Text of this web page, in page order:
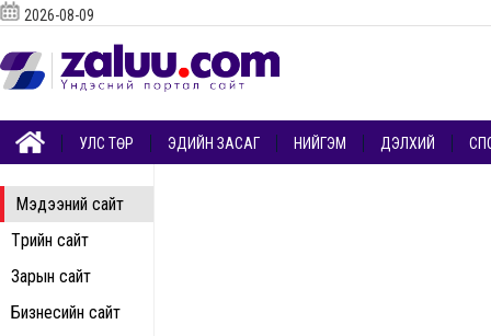
Мэдээний сайт
Төрийн сайт
Зарын сайт
Бизнесийн сайт
2026-08-09
УЛС ТӨР ЭДИЙН ЗАСАГ НИЙГЭМ ДЭЛХИЙ